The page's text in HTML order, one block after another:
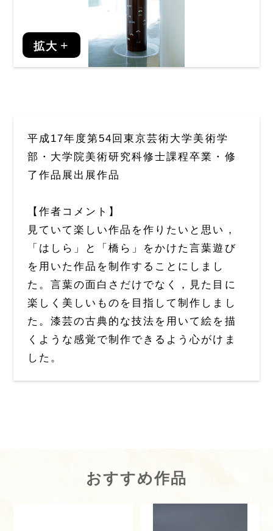
拡大
平成17年度第54回東京芸術大学美術学
部・大学院美術研究科修士課程卒業・修
了作品展出展作品
【作者コメント】
見ていて楽しい作品を作りたいと思い，
「はしら」と「橋ら」をかけた言葉遊び
を用いた作品を制作することにしまし
た。言葉の面白さだけでなく，見た目に
楽しく美しいものを目指して制作しまし
た。漆芸の古典的な技法を用いて絵を描
くような感覚で制作できるよう心がけま
した。
おすすめ作品